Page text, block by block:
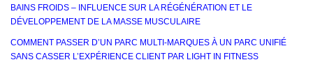
BAINS FROIDS – INFLUENCE SUR LA RÉGÉNÉRATION ET LE
DÉVELOPPEMENT DE LA MASSE MUSCULAIRE
COMMENT PASSER D’UN PARC MULTI-MARQUES À UN PARC UNIFIÉ
SANS CASSER L’EXPÉRIENCE CLIENT PAR LIGHT IN FITNESS